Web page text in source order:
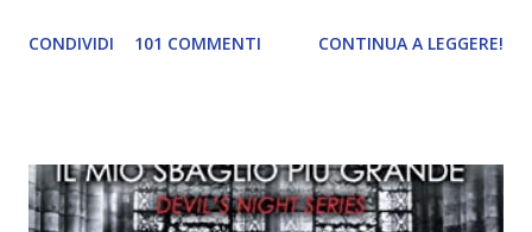
Ad ogni modo ne ho spuntati cinque, più di quanti pensassi,
Frankenstein Un libro ambientato in Germania \
Frankenstein Un libro da cui è stato tratto un film \
CONDIVIDI 101 COMMENTI CONTINUA A LEGGERE!